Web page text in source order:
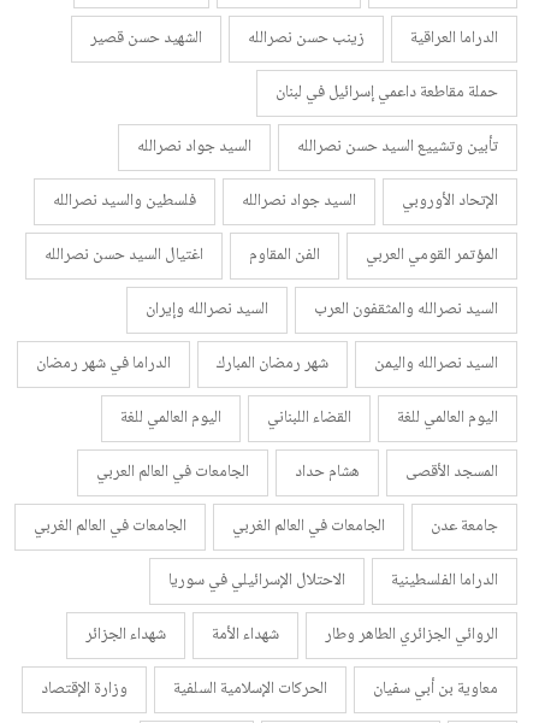
الدراما العراقية
زينب حسن نصرالله
الشهيد حسن قصير
حملة مقاطعة داعمي إسرائيل في لبنان
تأبين وتشييع السيد حسن نصرالله
السيد جواد نصرالله
الإتحاد الأوروبي
السيد جواد نصرالله
فلسطين والسيد نصرالله
المؤتمر القومي العربي
الفن المقاوم
اغتيال السيد حسن نصرالله
السيد نصرالله والمثقفون العرب
السيد نصرالله وإيران
السيد نصرالله واليمن
شهر رمضان المبارك
الدراما في شهر رمضان
اليوم العالمي للغة
القضاء اللبناني
اليوم العالمي للغة
المسجد الأقصى
هشام حداد
الجامعات في العالم العربي
جامعة عدن
الجامعات في العالم الغربي
الجامعات في العالم الغربي
الدراما الفلسطينية
الاحتلال الإسرائيلي في سوريا
الروائي الجزائري الطاهر وطار
شهداء الأمة
شهداء الجزائر
معاوية بن أبي سفيان
الحركات الإسلامية السلفية
وزارة الإقتصاد